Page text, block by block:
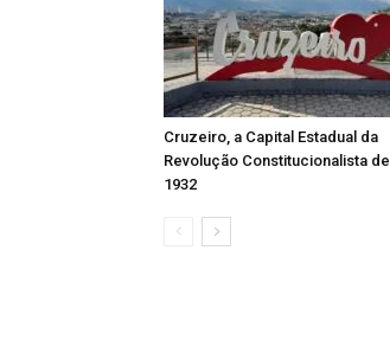
Cruzeiro, a Capital Estadual da
Revolução Constitucionalista de
1932